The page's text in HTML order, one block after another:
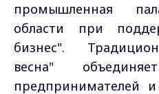
промышленная
области при
бизнес".
весна"
предпринимателей